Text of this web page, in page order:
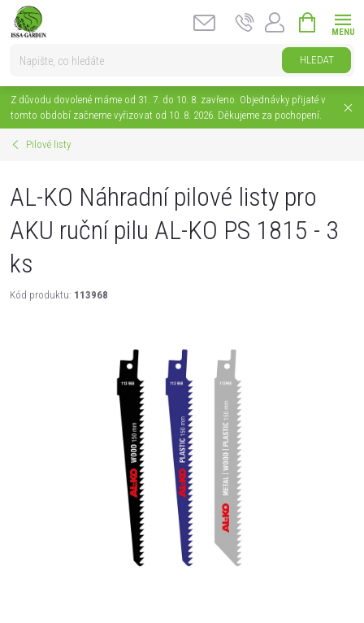
Přejít
HLEDAT
KOŠÍK
Z důvodu dovolené máme od 31. 7. do 10. 8. zavřeno. Objednávky přijaté v
tomto období začneme vyřizovat od 10. 8. 2026. Děkujeme za pochopení.
Pilové listy
AL-KO Náhradní pilové listy pro
AKU ruční pilu AL-KO PS 1815 - 3
ks
Kód produktu: 113968